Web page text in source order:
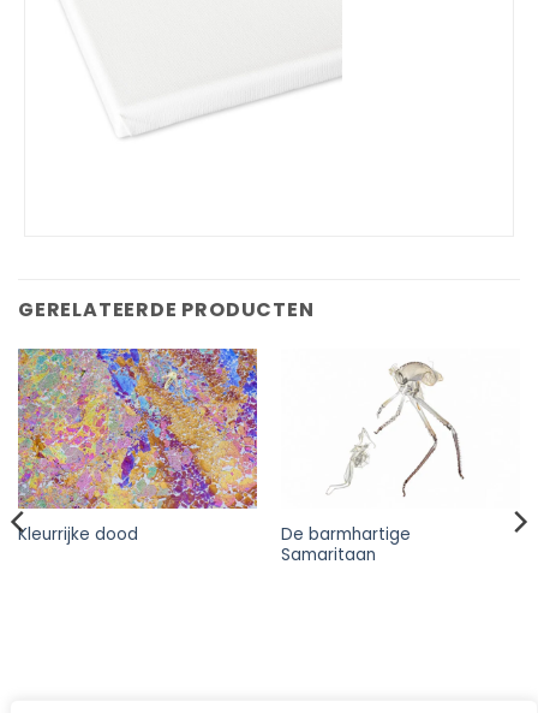
GERELATEERDE PRODUCTEN
Kleurrijke dood
De barmhartige
Samaritaan